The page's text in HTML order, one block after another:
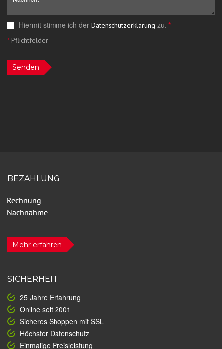
Hiermit stimme ich der Datenschutzerklärung zu. *
*Pflichtfelder
Senden
BEZAHLUNG
Mehr erfahren
SICHERHEIT
25 Jahre Erfahrung
Online seit 2001
Sicheres Shoppen mit SSL
Höchster Datenschutz
Einmalige Preisleistung